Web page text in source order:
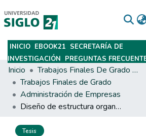
Subir
INICIO EBOOK21 SECRETARÍA DE
INVESTIGACIÓN PREGUNTAS
Inicio
Trabajos Finales De Grado Y Posgrado
Trabajos Finales de Grado
Administración de Empresas
Diseño de estructura organizacional para la empresa RAS S.A.
Tesis